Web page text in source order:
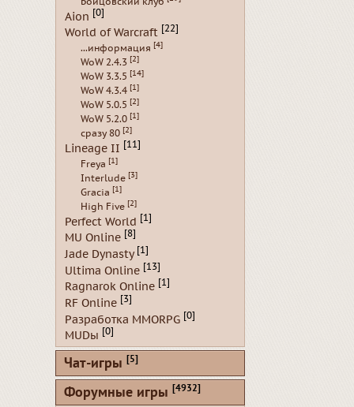
Aion [0]
World of Warcraft [22]
...информация [4]
WoW 2.4.3 [2]
WoW 3.3.5 [14]
WoW 4.3.4 [1]
WoW 5.0.5 [2]
WoW 5.2.0 [1]
сразу 80 [2]
Lineage II [11]
Freya [1]
Interlude [3]
Gracia [1]
High Five [2]
Perfect World [1]
MU Online [8]
Jade Dynasty [1]
Ultima Online [13]
Ragnarok Online [1]
RF Online [3]
Разработка MMORPG [0]
MUDы [0]
Чат-игры [5]
Форумные игры [4932]